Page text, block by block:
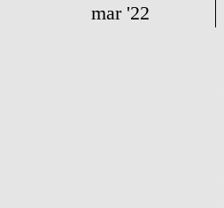
mar '22